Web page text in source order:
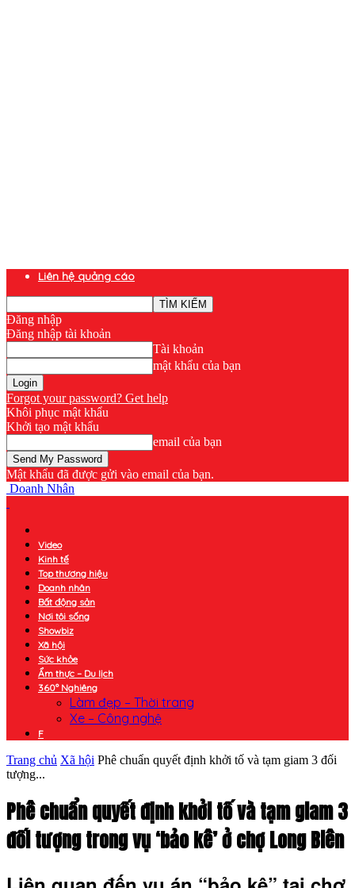
Liên hệ quảng cáo
Đăng nhập
Đăng nhập tài khoản
Tài khoản
mật khẩu của bạn
Forgot your password? Get help
Khôi phục mật khẩu
Khởi tạo mật khẩu
email của bạn
Mật khẩu đã được gửi vào email của bạn.
Doanh Nhân
Video
Kinh tế
Top thương hiệu
Doanh nhân
Bất động sản
Nơi tôi sống
Showbiz
Xã hội
Sức khỏe
Ẩm thực – Du lịch
360° Nghiêng
Làm đẹp – Thời trang
Xe – Công nghệ
F
Trang chủ Xã hội Phê chuẩn quyết định khởi tố và tạm giam 3 đối
tượng...
Phê chuẩn quyết định khởi tố và tạm giam 3
đối tượng trong vụ ‘bảo kê’ ở chợ Long Biên